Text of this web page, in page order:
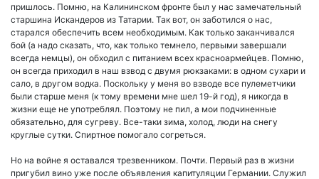
пришлось. Помню, на Калининском фронте был у нас замечательный
старшина Искандеров из Татарии. Так вот, он заботился о нас,
старался обеспечить всем необходимым. Как только заканчивался
бой (а надо сказать, что, как только темнело, первыми завершали
всегда немцы), он обходил с питанием всех красноармейцев. Помню,
он всегда приходил в наш взвод с двумя рюкзаками: в одном сухари и
сало, в другом водка. Поскольку у меня во взводе все пулеметчики
были старше меня (к тому времени мне шел 19-й год), я никогда в
жизни еще не употреблял. Поэтому не пил, а мои подчиненные
обязательно, для сугреву. Все-таки зима, холод, люди на снегу
круглые сутки. Спиртное помогало согреться.
Но на войне я оставался трезвенником. Почти. Первый раз в жизни
пригубил вино уже после объявления капитуляции Германии. Служил